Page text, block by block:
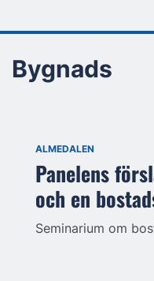
Bygnads
ALMEDALEN
Panelens
och en
Seminarium om